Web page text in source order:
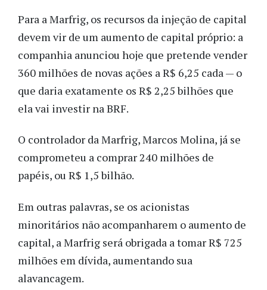
Para a Marfrig, os recursos da injeção de capital
devem vir de um aumento de capital próprio: a
companhia anunciou hoje que pretende vender
360 milhões de novas ações a R$ 6,25 cada — o
que daria exatamente os R$ 2,25 bilhões que
ela vai investir na BRF.
O controlador da Marfrig, Marcos Molina, já se
comprometeu a comprar 240 milhões de
papéis, ou R$ 1,5 bilhão.
Em outras palavras, se os acionistas
minoritários não acompanharem o aumento de
capital, a Marfrig será obrigada a tomar R$ 725
milhões em dívida, aumentando sua
alavancagem.